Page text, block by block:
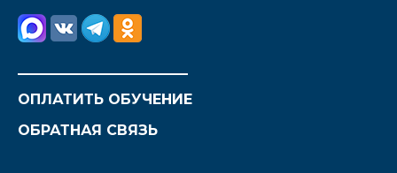
ОПЛАТИТЬ ОБУЧЕНИЕ
ОБРАТНАЯ СВЯЗЬ